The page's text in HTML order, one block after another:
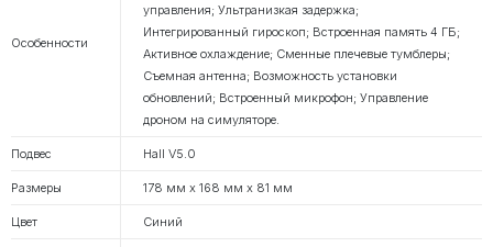
Особенности
управления; Ультранизкая задержка;
Интегрированный гироскоп; Встроенная память 4 ГБ;
Активное охлаждение; Сменные плечевые тумблеры;
Съемная антенна; Возможность установки
обновлений; Встроенный микрофон; Управление
дроном на симуляторе.
Подвес Hall V5.0
Размеры 178 мм x 168 мм x 81 мм
Цвет Синий